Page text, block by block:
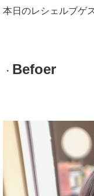
本日のレシェルブゲ
・ Befoer